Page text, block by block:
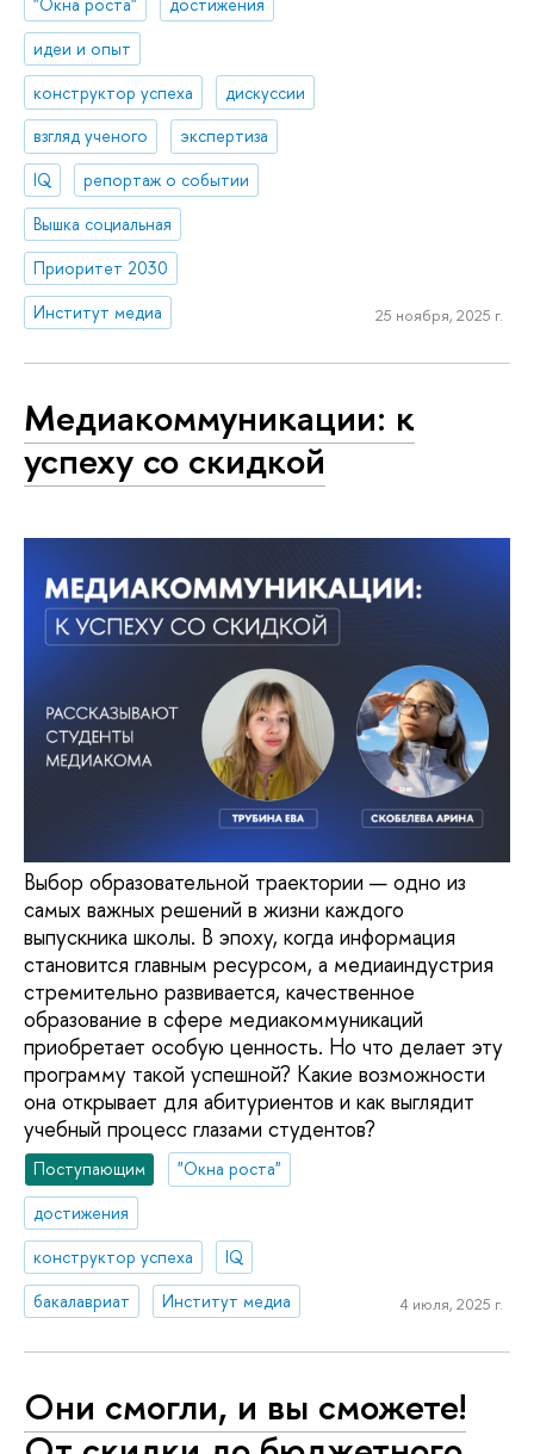
идеи и опыт
конструктор успеха
дискуссии
взгляд ученого
экспертиза
IQ
репортаж о событии
Вышка социальная
Приоритет 2030
Институт медиа
25 ноября, 2025 г.
Медиакоммуникации: к
успеху со скидкой
Выбор образовательной траектории — одно из
самых важных решений в жизни каждого
выпускника школы. В эпоху, когда информация
становится главным ресурсом, а медиаиндустрия
стремительно развивается, качественное
образование в сфере медиакоммуникаций
приобретает особую ценность. Но что делает эту
программу такой успешной? Какие возможности
она открывает для абитуриентов и как выглядит
учебный процесс глазами студентов?
Поступающим
"Окна роста"
достижения
конструктор успеха
IQ
бакалавриат
Институт медиа 4 июля, 2025 г.
Они смогли, и вы сможете!